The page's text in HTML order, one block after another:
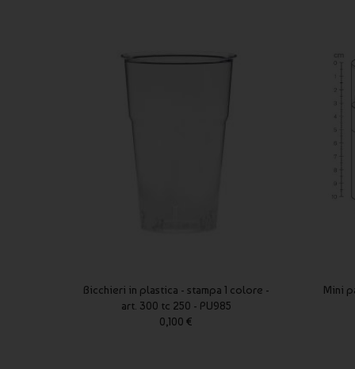
Bicchieri in plastica - stampa 1 colore -
art. 300 tc 250 - PU985
0,100 €
Mini